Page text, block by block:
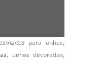
para unhas,
, unhas decoradas,